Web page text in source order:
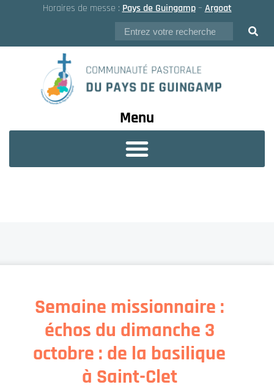
Horaires de messe : Pays de Guingamp– Argoat
Menu
Semaine missionnaire :
échos du dimanche 3
octobre : de la basilique
à Saint-Clet